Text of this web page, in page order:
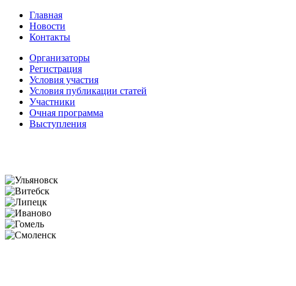
Главная
Новости
Контакты
Организаторы
Регистрация
Условия участия
Условия публикации статей
Участники
Очная программа
Выступления